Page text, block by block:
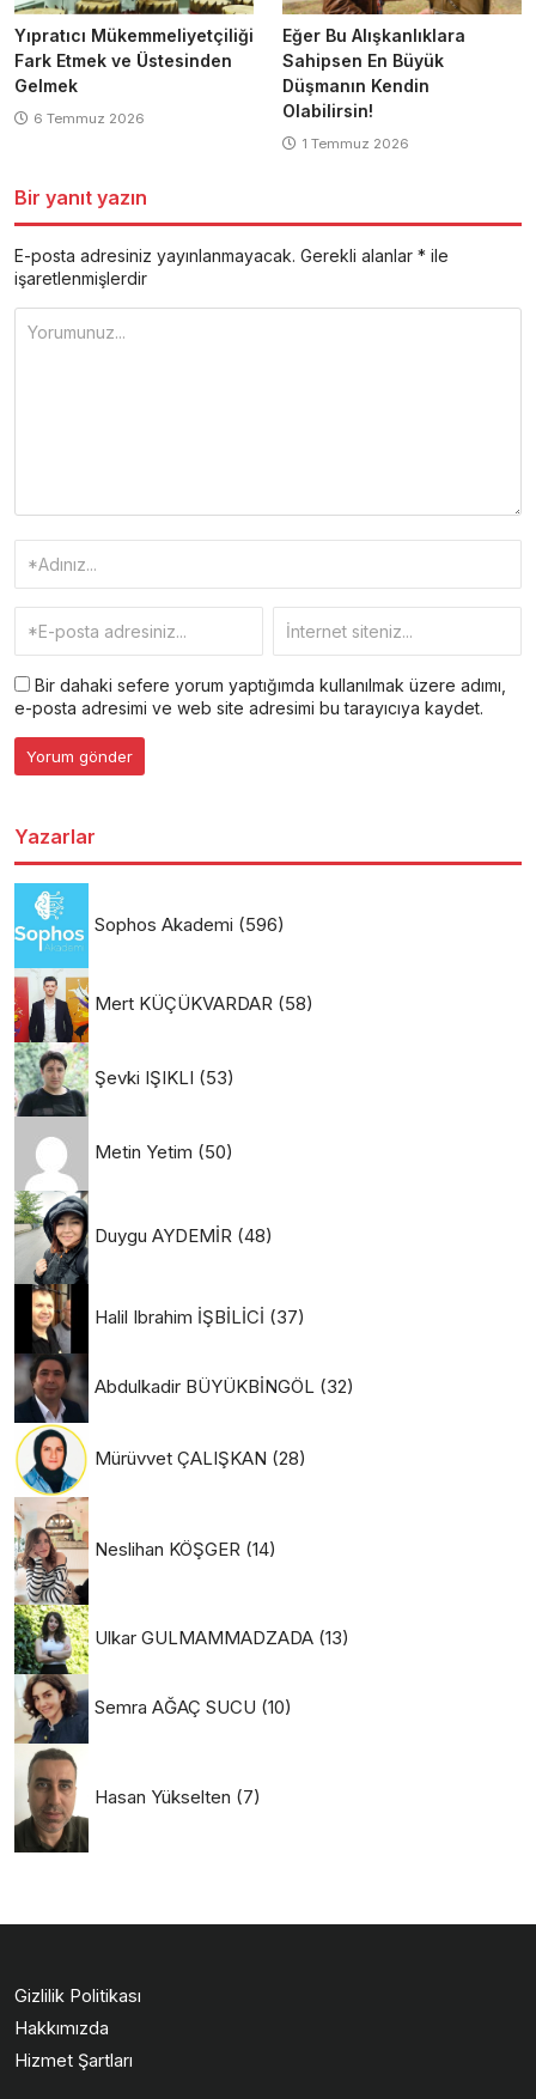
Yıpratıcı Mükemmeliyetçiliği
Fark Etmek ve Üstesinden
Gelmek
6 Temmuz 2026
Eğer Bu Alışkanlıklara
Sahipsen En Büyük
Düşmanın Kendin
Olabilirsin!
1 Temmuz 2026
Bir yanıt yazın
E-posta adresiniz yayınlanmayacak. Gerekli alanlar * ile
işaretlenmişlerdir
Bir dahaki sefere yorum yaptığımda kullanılmak üzere adımı,
e-posta adresimi ve web site adresimi bu tarayıcıya kaydet.
Yazarlar
Sophos Akademi (596)
Mert KÜÇÜKVARDAR (58)
Şevki IŞIKLI (53)
Metin Yetim (50)
Duygu AYDEMİR (48)
Halil Ibrahim İŞBİLİCİ (37)
Abdulkadir BÜYÜKBİNGÖL (32)
Mürüvvet ÇALIŞKAN (28)
Neslihan KÖŞGER (14)
Ulkar GULMAMMADZADA (13)
Semra AĞAÇ SUCU (10)
Hasan Yükselten (7)
Gizlilik Politikası
Hakkımızda
Hizmet Şartları